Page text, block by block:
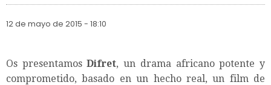
12 de mayo de 2015 - 18:10
Os presentamosDifret, un drama africano potente y
comprometido, basado en un hecho real, un film de